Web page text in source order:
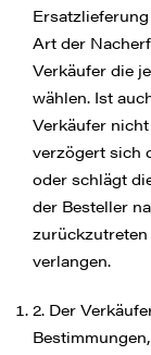
Art der
Verkäufer die
wählen. Ist
Verkäufer
verzögert sich
oder schlägt
der Besteller
verlangen.
2. Der